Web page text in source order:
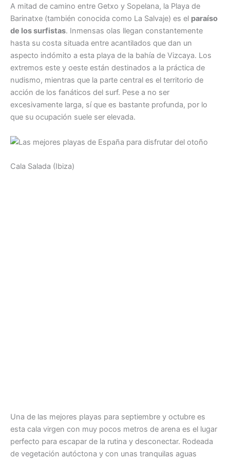
A mitad de camino entre Getxo y Sopelana, la Playa de
Barinatxe (también conocida como La Salvaje) es el paraíso
de los surfistas. Inmensas olas llegan constantemente
hasta su costa situada entre acantilados que dan un
aspecto indómito a esta playa de la bahía de Vizcaya. Los
extremos este y oeste están destinados a la práctica de
nudismo, mientras que la parte central es el territorio de
acción de los fanáticos del surf. Pese a no ser
excesivamente larga, sí que es bastante profunda, por lo
que su ocupación suele ser elevada.
Cala Salada (Ibiza)
Una de las mejores playas para septiembre y octubre es
esta cala virgen con muy pocos metros de arena es el lugar
perfecto para escapar de la rutina y desconectar. Rodeada
de vegetación autóctona y con unas tranquilas aguas